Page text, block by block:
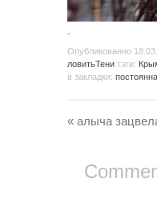
Опубликованно
ловитьТени тэги:
в закладки:
« алыча